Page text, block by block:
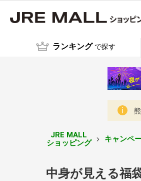
ランキング で探す
JRE MALL
ショッピング
キャンペ
中身が見える福